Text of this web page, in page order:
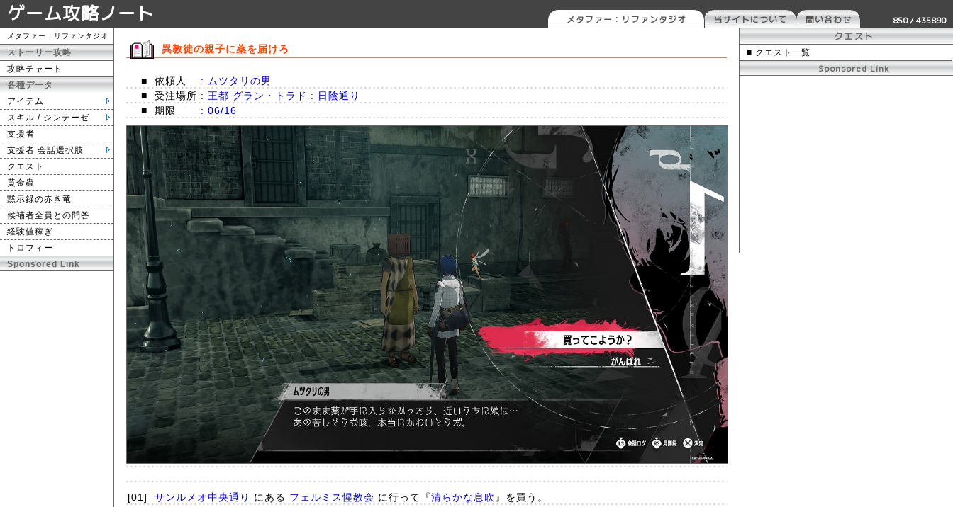
ゲーム攻略ノート 850 / 435890
メタファー：リファンタジオ 当サイトについて 問い合わせ
メタファー：リファンタジオ
ストーリー攻略
攻略チャート
各種データ
アイテム
スキル / ジンテーゼ
支援者
支援者 会話選択肢
クエスト
黄金蟲
黙示録の赤き竜
候補者全員との問答
経験値稼ぎ
トロフィー
Sponsored Link
異教徒の親子に薬を届けろ
■ 依頼人
: ムツタリの男
■
受注場所 : 王都 グラン・トラド : 日陰通り
■
期限 : 06/16
[01] サンルメオ中央通り にある フェルミス惺教会 に行って『清らかな息吹 』を買う。
クエスト
■ クエスト一覧
Sponsored Link